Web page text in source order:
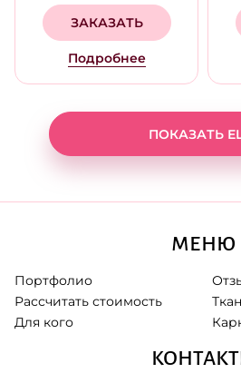
ЗАКАЗАТЬ
Подробнее
ПОКАЗАТЬ
МЕНЮ
Портфолио
Рассчитать стоимость
Для кого